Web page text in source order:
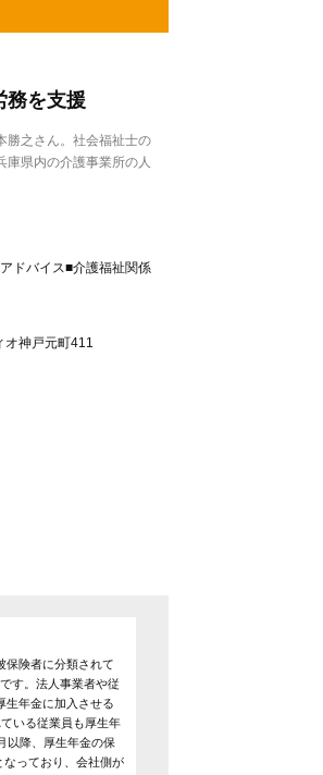
務を支援
勝之さん。社会福祉士の
庫県内の介護事業所の人
ドバイス■介護福祉関係
神戸元町411
保険者に分類されて
す。法人事業者や従
生年金に加入させる
いる従業員も厚生年
以降、厚生年金の保
っており、会社側が